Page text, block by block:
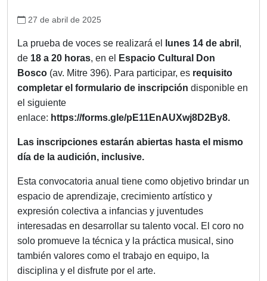
27 de abril de 2025
La prueba de voces se realizará el lunes 14 de abril ,
de 18 a 20 horas, en el
Espacio Cultural Don
Bosco (av. Mitre 396). Para participar, es requisito
completar el formulario de inscripción disponible en
el siguiente
enlace: https://forms.gle/pE11EnAUXwj8D2By8.
Las inscripciones estarán abiertas hasta el mismo
día de la audición, inclusive.
Esta convocatoria anual tiene como objetivo brindar un
espacio de aprendizaje, crecimiento artístico y
expresión colectiva a infancias y juventudes
interesadas en desarrollar su talento vocal. El coro no
solo promueve la técnica y la práctica musical, sino
también valores como el trabajo en equipo, la
disciplina y el disfrute por el arte.